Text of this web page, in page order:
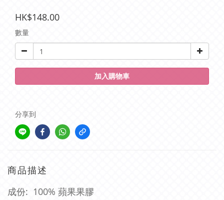
HK$148.00
數量
加入購物車
分享到
商品描述
成份: 100% 蘋果果膠